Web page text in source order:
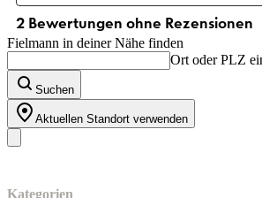
Fielmann in deiner Nähe finden
Ort oder PLZ
Suchen
Aktuellen Standort verwenden
Kategorien